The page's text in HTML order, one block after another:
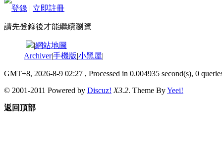
登錄 | 立即註冊
請先登錄後才能繼續瀏覽
|網站地圖
Archiver|手機版|小黑屋|
GMT+8, 2026-8-9 02:27 , Processed in 0.004935 second(s), 0
© 2001-2011 Powered by Discuz! X3.2. Theme ByYeei!
返回頂部